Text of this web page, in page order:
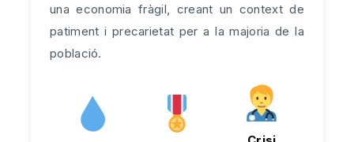
una economia fràgil, creant un context de
patiment i precarietat per a la majoria de la
població.